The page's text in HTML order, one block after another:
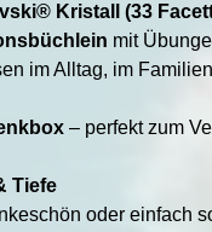
Kristall (33
mit
im Alltag, im
– perfekt zum
Tiefe
oder einfach